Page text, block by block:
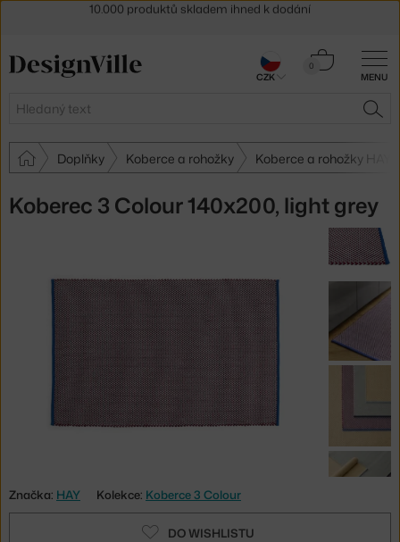
MENU
Hledat
0
Košík
Doplňky Koberce a rohožky Koberce a rohožky HAY
Koberec 3 Colour 140x200, light grey
Značka: HAY Kolekce: Koberce 3 Colour
DO WISHLISTU
30 dní na vrácení zboží
CZK